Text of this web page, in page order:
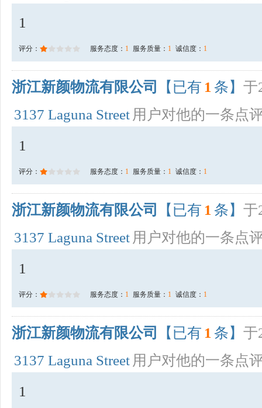
1
评分： 服务态度： 1 服务质量： 1 诚信度： 1
浙江新颜物流有限公司 【已有 1 条】 于
3137 Laguna Street 用户对他的一条点
1
评分： 服务态度： 1 服务质量： 1 诚信度： 1
浙江新颜物流有限公司 【已有 1 条】 于
3137 Laguna Street 用户对他的一条点
1
评分： 服务态度： 1 服务质量： 1 诚信度： 1
浙江新颜物流有限公司 【已有 1 条】 于
3137 Laguna Street 用户对他的一条点
1